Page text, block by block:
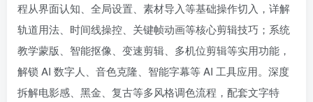
程从界面认知、全局设置、素材导入等基础操作切入，详解
轨道用法、时间线操控、关键帧动画等核心剪辑技巧；系统
教学蒙版、智能抠像、变速剪辑、多机位剪辑等实用功能，
解锁 AI 数字人、音色克隆、智能字幕等 AI 工具应用。深度
拆解电影感、黑金、复古等多风格调色流程，配套文字特